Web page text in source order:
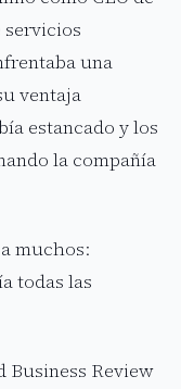
servicios
una
ventaja
estancado y los
la compañía
muchos:
todas las
Business Review